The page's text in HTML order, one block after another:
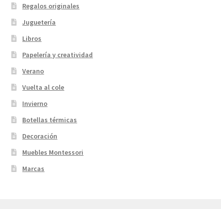
Regalos originales
Juguetería
Libros
Papelería y creatividad
Verano
Vuelta al cole
Invierno
Botellas térmicas
Decoración
Muebles Montessori
Marcas